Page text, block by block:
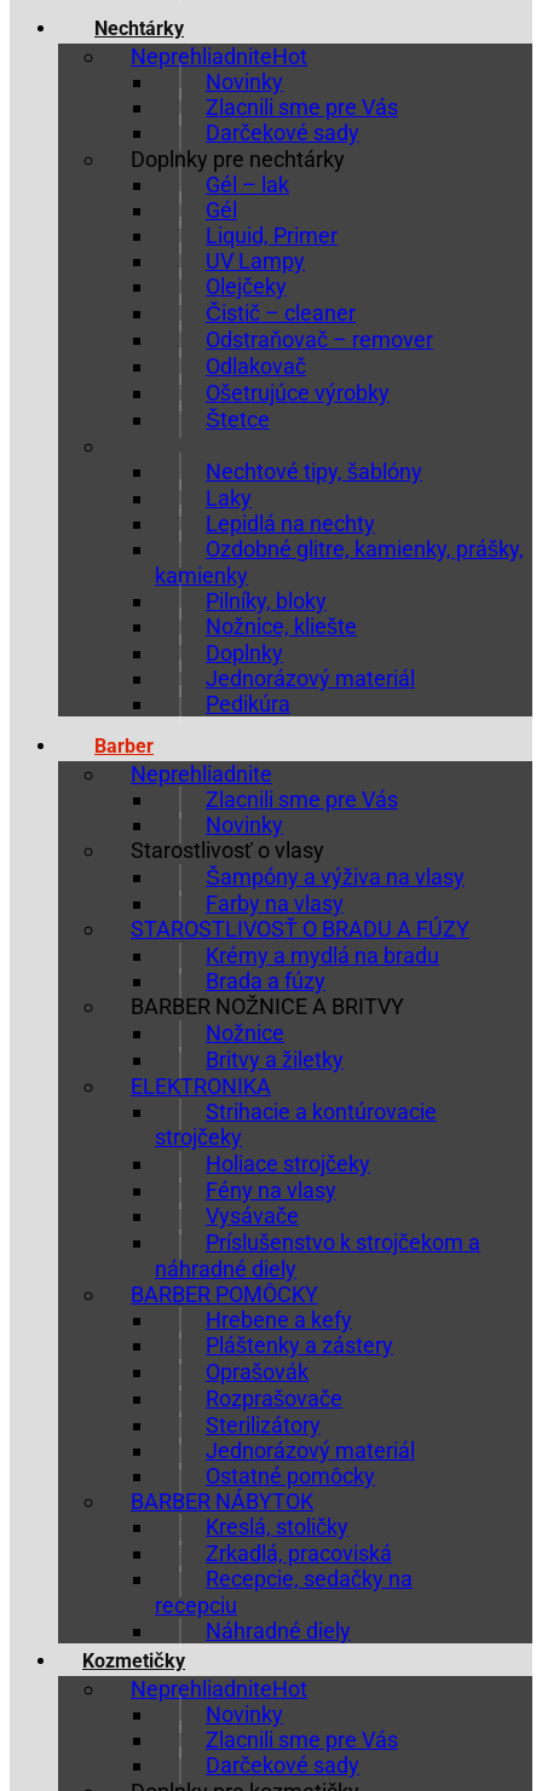
Nechtárky
Neprehliadnite
Novinky
Zlacnili sme pre Vás
Darčekové sady
Doplnky pre nechtárky
Gél – lak
Gél
Liquid, Primer
UV Lampy
Olejčeky
Čistič – cleaner
Odstraňovač – remover
Odlakovač
Ošetrujúce výrobky
Štetce
Nechtové tipy, šablóny
Laky
Lepidlá na nechty
Ozdobné glitre, kamienky, prášky,
kamienky
Pilníky, bloky
Nožnice, kliešte
Doplnky
Jednorázový materiál
Pedikúra
Barber
Neprehliadnite
Zlacnili sme pre Vás
Novinky
Starostlivosť o vlasy
Šampóny a výživa na vlasy
Farby na vlasy
STAROSTLIVOSŤ O BRADU A FÚZY
Krémy a mydlá na bradu
Brada a fúzy
BARBER NOŽNICE A BRITVY
Nožnice
Britvy a žiletky
ELEKTRONIKA
Strihacie a kontúrovacie
strojčeky
Holiace strojčeky
Fény na vlasy
Vysávače
Príslušenstvo k strojčekom a
náhradné diely
BARBER POMÔCKY
Hrebene a kefy
Pláštenky a zástery
Oprašovák
Rozprašovače
Sterilizátory
Jednorázový materiál
Ostatné pomôcky
BARBER NÁBYTOK
Kreslá, stoličky
Zrkadlá, pracoviská
Recepcie, sedačky na
recepciu
Náhradné diely
Kozmetičky
Neprehliadnite
Novinky
Zlacnili sme pre Vás
Darčekové sady